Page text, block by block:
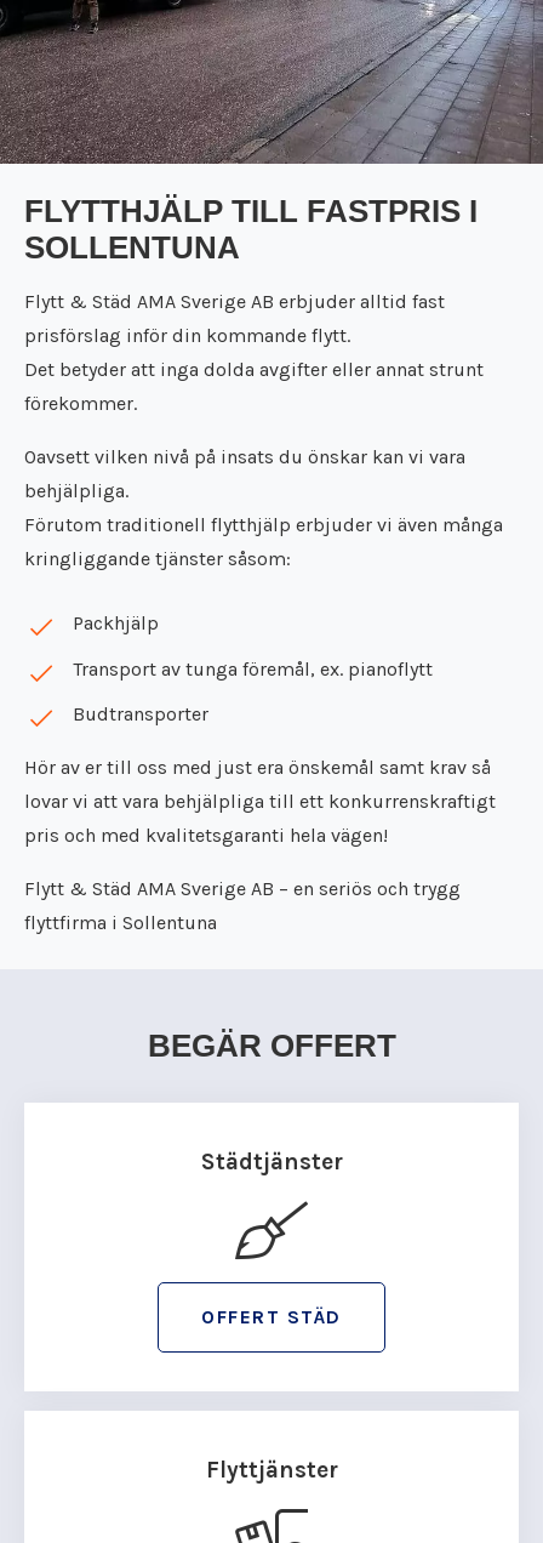
FLYTTHJÄLP TILL FASTPRIS I
SOLLENTUNA
Flytt & Städ AMA Sverige AB erbjuder alltid fast
prisförslag inför din kommande flytt.
Det betyder att inga dolda avgifter eller annat strunt
förekommer.
Oavsett vilken nivå på insats du önskar kan vi vara
behjälpliga.
Förutom traditionell flytthjälp erbjuder vi även många
kringliggande tjänster såsom:
Packhjälp
Transport av tunga föremål, ex. pianoflytt
Budtransporter
Hör av er till oss med just era önskemål samt krav så
lovar vi att vara behjälpliga till ett konkurrenskraftigt
pris och med kvalitetsgaranti hela vägen!
Flytt & Städ AMA Sverige AB – en seriös och trygg
flyttfirma i Sollentuna
BEGÄR OFFERT
Städtjänster
OFFERT STÄD
Flyttjänster